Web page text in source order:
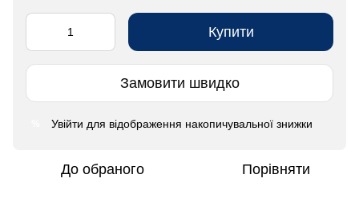
Купити
Замовити швидко
Увійти для відображення накопичувальної знижки
До обраного Порівняти